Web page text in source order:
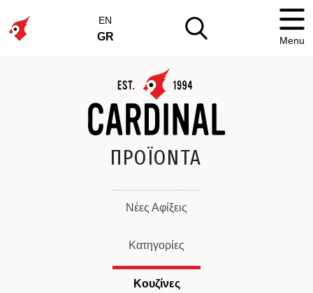
EN
GR Menu
ΠΡΟΪΟΝΤΑ
Νέες Αφίξεις
Κατηγορίες
Κουζίνες